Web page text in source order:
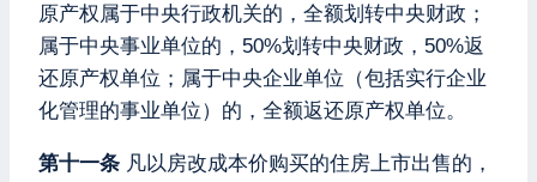
原产权属于中央行政机关的，全额划转中央财政；
属于中央事业单位的，50%划转中央财政，50%返
还原产权单位；属于中央企业单位（包括实行企业
化管理的事业单位）的，全额返还原产权单位。
第十一条 凡以房改成本价购买的住房上市出售的，